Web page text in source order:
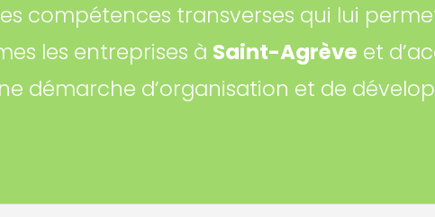
compétences transverses qui lui
les entreprises à Saint-Agrève et
démarche d’organisation et de